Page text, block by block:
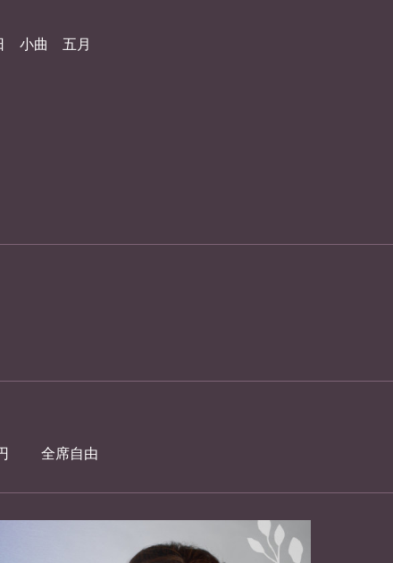
小曲 五月
全席自由